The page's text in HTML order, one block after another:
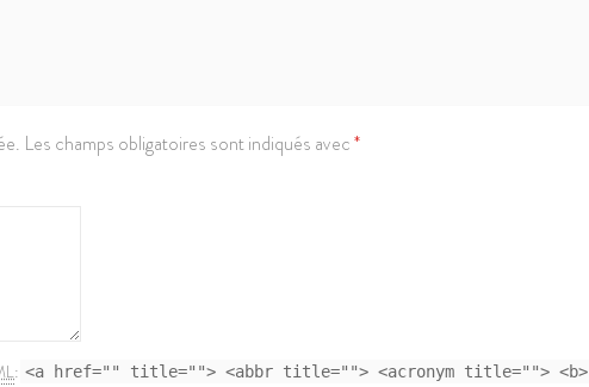
Les champs obligatoires sont indiqués avec*
: <a href="" title=""> <abbr title=""> <acronym title=""> <b>